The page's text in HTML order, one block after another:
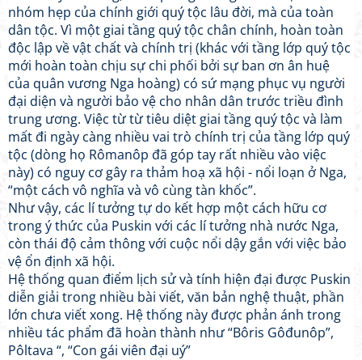
nhóm hẹp của chính giới quý tộc lâu đời, mà của toàn
dân tộc. Vì một giai tầng quý tộc chân chính, hoàn toàn
độc lập về vật chất và chính trị (khác với tầng lớp quý tộc
mới hoàn toàn chịu sự chi phối bởi sự ban ơn ân huệ
của quân vương Nga hoàng) có sứ mạng phục vụ người
đại diện và người bảo vệ cho nhân dân trước triều đình
trung ương. Việc từ từ tiêu diệt giai tầng quý tộc và làm
mất đi ngày càng nhiều vai trò chính trị của tầng lớp quý
tộc (dòng họ Rômanôp đã góp tay rất nhiều vào việc
này) có nguy cơ gây ra thảm hoạ xã hội - nổi loạn ở Nga,
“một cách vô nghĩa và vô cùng tàn khốc”.
Như vậy, các lí tưởng tự do kết hợp một cách hữu cơ
trong ý thức của Puskin với các lí tưởng nhà nước Nga,
còn thái độ cảm thông với cuộc nổi dậy gắn với việc bảo
vệ ổn định xã hội.
Hệ thống quan điểm lịch sử và tính hiện đại được Puskin
diễn giải trong nhiều bài viết, văn bản nghệ thuật, phần
lớn chưa viết xong. Hệ thống này được phản ánh trong
nhiều tác phẩm đã hoàn thành như “Bôris Gôđunôp”,
Pôltava “, “Con gái viên đại uý”